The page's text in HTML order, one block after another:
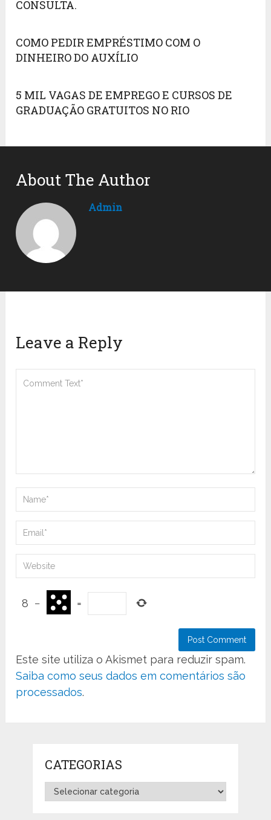
CONSULTA.
COMO PEDIR EMPRÉSTIMO COM O
DINHEIRO DO AUXÍLIO
5 MIL VAGAS DE EMPREGO E CURSOS DE
GRADUAÇÃO GRATUITOS NO RIO
About The Author
Admin
Leave a Reply
8 − =
Este site utiliza o Akismet para reduzir spam.
Saiba como seus dados em comentários são
processados.
CATEGORIAS
Categorias